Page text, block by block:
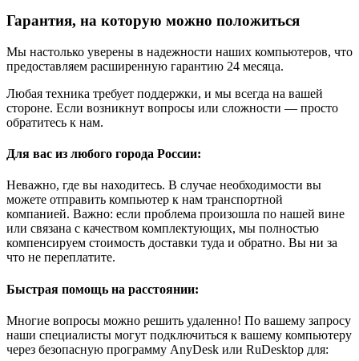
Гарантия, на которую можно положиться
Мы настолько уверены в надежности наших компьютеров, что
предоставляем расширенную гарантию 24 месяца.
Любая техника требует поддержки, и мы всегда на вашей
стороне. Если возникнут вопросы или сложности — просто
обратитесь к нам.
Для вас из любого города России:
Неважно, где вы находитесь. В случае необходимости вы
можете отправить компьютер к нам транспортной
компанией. Важно: если проблема произошла по нашей вине
или связана с качеством комплектующих, мы полностью
компенсируем стоимость доставки туда и обратно. Вы ни за
что не переплатите.
Быстрая помощь на расстоянии:
Многие вопросы можно решить удаленно! По вашему запросу
наши специалисты могут подключиться к вашему компьютеру
через безопасную программу AnyDesk или RuDesktop для: